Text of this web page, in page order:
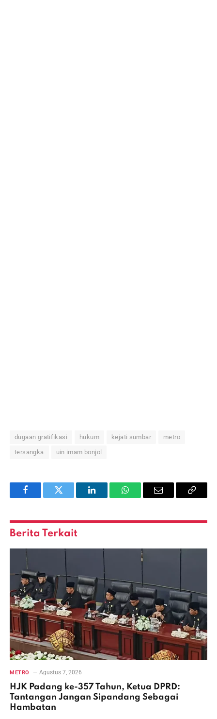
dugaan gratifikasi hukum kejati sumbar metro
tersangka uin imam bonjol
FacebookTwitter LinkedInWhatsAppEmail
Copy
Berita Terkait
METRO Agustus 7, 2026
HJK Padang ke-357 Tahun, Ketua DPRD:
Tantangan Jangan Sipandang Sebagai
Hambatan